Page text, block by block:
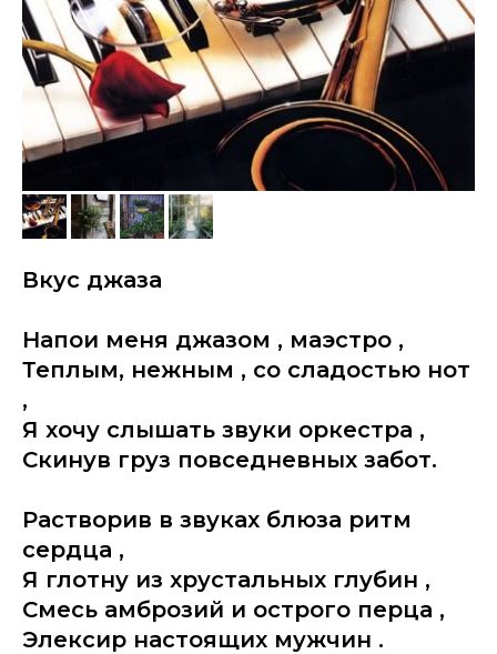
Вкус джаза
Напои меня джазом , маэстро ,
Теплым, нежным , со сладостью нот
,
Я хочу слышать звуки оркестра ,
Скинув груз повседневных забот.
Растворив в звуках блюза ритм
сердца ,
Я глотну из хрустальных глубин ,
Смесь амброзий и острого перца ,
Элексир настоящих мужчин .